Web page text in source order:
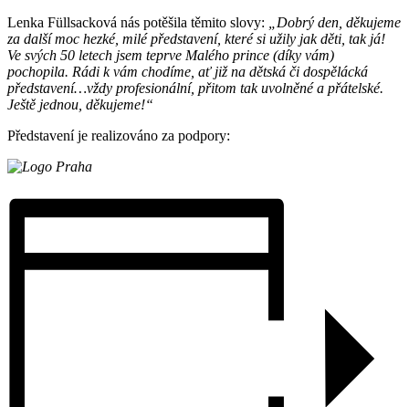
Lenka Füllsacková nás potěšila těmito slovy:
„Dobrý den, děkujeme
za další moc hezké, milé představení, které si užily jak děti, tak já!
Ve svých 50 letech jsem teprve Malého prince (díky vám)
pochopila. Rádi k vám chodíme, ať již na dětská či dospělácká
představení…vždy profesionální, přitom tak uvolněné a přátelské.
Ještě jednou, děkujeme!“
Představení je realizováno za podpory: